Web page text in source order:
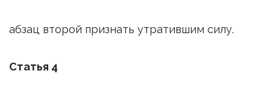
абзац второй признать утратившим силу.
Статья 4